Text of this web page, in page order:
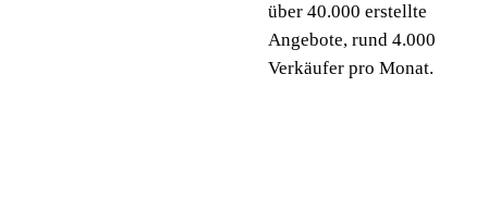
über 40.000 erstellte
Angebote, rund 4.000
Verkäufer pro Monat.